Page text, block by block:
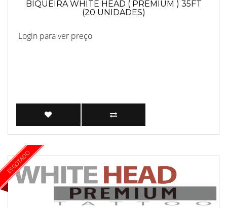
BIQUEIRA WHITE HEAD ( PREMIUM ) 35FT
(20 UNIDADES)
Login para ver preço
ESGOTADO